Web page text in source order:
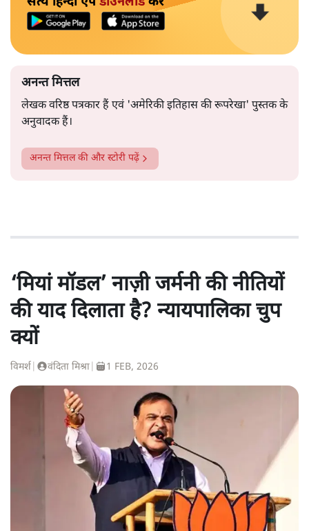
अनन्त मित्तल
लेखक वरिष्ठ पत्रकार हैं एवं 'अमेरिकी इतिहास की रूपरेखा' पुस्तक के
अनुवादक हैं।
अनन्त मित्तलकी और स्टोरी पढ़ें
‘मियां मॉडल’ नाज़ी जर्मनी की नीतियों
की याद दिलाता है? न्यायपालिका चुप
क्यों
विमर्श वंदिता मिश्रा 1 FEB, 2026